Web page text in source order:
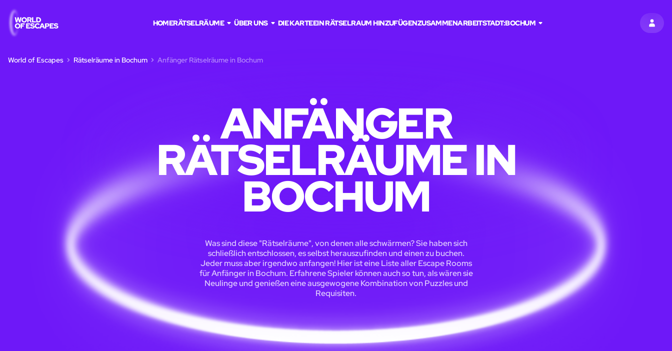
HOMERÄTSELRÄUME ÜBER UNS DIE KARTEEIN RÄTSELRAUM HINZUFÜGENZUSAMMENARBEITSTADT:BOCHUM
World of Escapes Rätselräume in Bochum Anfänger Rätselräume in Bochum
ANFÄNGER
RÄTSELRÄUME IN
BOCHUM
Was sind diese "Rätselräume", von denen alle schwärmen? Sie haben sich
schließlich entschlossen, es selbst herauszufinden und einen zu buchen.
Jeder muss aber irgendwo anfangen! Hier ist eine Liste aller Escape Rooms
für Anfänger in Bochum. Erfahrene Spieler können auch so tun, als wären sie
Neulinge und genießen eine ausgewogene Kombination von Puzzles und
Requisiten.